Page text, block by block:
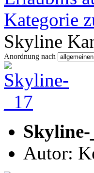
Skyline
Anordnung nach
Skyline-
Autor: